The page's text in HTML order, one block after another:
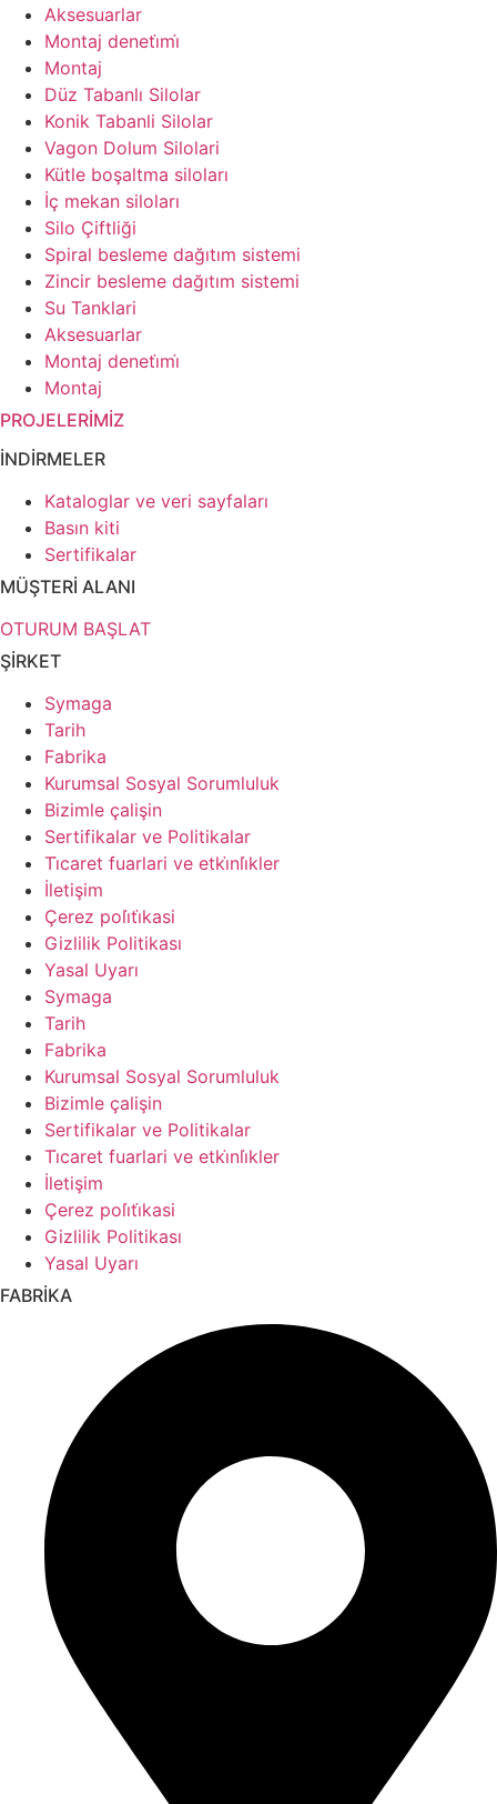
Aksesuarlar
Montaj deneti̇mi̇
Montaj
Düz Tabanlı Silolar
Konik Tabanli Silolar
Vagon Dolum Silolari
Kütle boşaltma siloları
İç mekan siloları
Silo Çiftliği
Spiral besleme dağıtım sistemi
Zincir besleme dağıtım sistemi
Su Tanklari
Aksesuarlar
Montaj deneti̇mi̇
Montaj
PROJELERİMİZ
İNDİRMELER
Kataloglar ve veri sayfaları
Basın kiti
Sertifikalar
MÜŞTERİ ALANI
OTURUM BAŞLAT
ŞİRKET
Symaga
Tarih
Fabrika
Kurumsal Sosyal Sorumluluk
Bizimle çalişin
Sertifikalar ve Politikalar
Ti̇caret fuarlari ve etki̇nli̇kler
İletişim
Çerez poli̇ti̇kasi
Gizlilik Politikası
Yasal Uyarı
Symaga
Tarih
Fabrika
Kurumsal Sosyal Sorumluluk
Bizimle çalişin
Sertifikalar ve Politikalar
Ti̇caret fuarlari ve etki̇nli̇kler
İletişim
Çerez poli̇ti̇kasi
Gizlilik Politikası
Yasal Uyarı
FABRİKA